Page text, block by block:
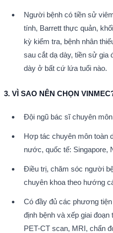
Người bệnh có tiền sử
tính, Barrett thực quản,
kỳ kiểm tra, bệnh nhân
sau cắt dạ dày, tiền sử gia
dày ở bất cứ lứa tuổi nào.
3. VÌ SAO NÊN CHỌN
Đội ngũ bác sĩ chuyên
Hợp tác chuyên môn toàn
nước, quốc tế: Singapore,
Điều trị, chăm sóc người
chuyên khoa theo hướng
Có đầy đủ các phương
định bệnh và xếp giai
PET-CT scan, MRI, chẩn